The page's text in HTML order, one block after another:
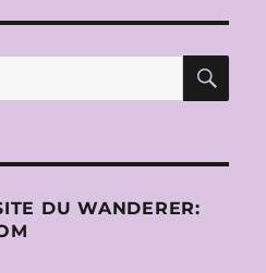
DU WANDERER: